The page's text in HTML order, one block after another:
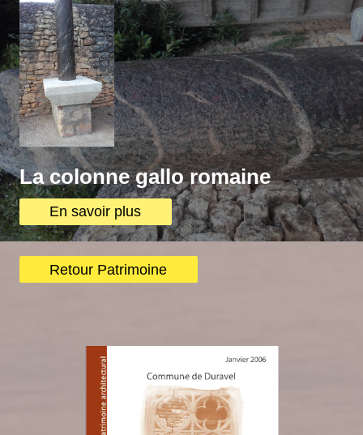
La colonne gallo romaine
En savoir plus
Retour Patrimoine